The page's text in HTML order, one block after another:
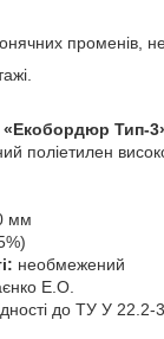
променів,
Тип-
поліетилен
мм
необмежений
Е.О.
до ТУ У